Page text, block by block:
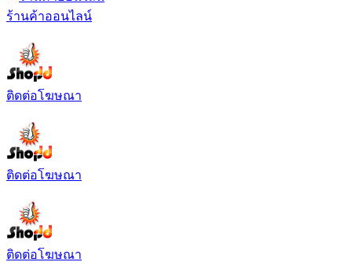
ร้านค้าออนไลน์
ติดต่อโฆษณา
ติดต่อโฆษณา
ติดต่อโฆษณา